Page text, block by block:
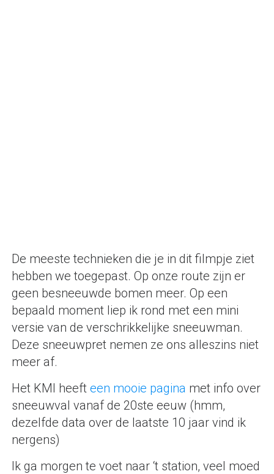
De meeste technieken die je in dit filmpje ziet
hebben we toegepast. Op onze route zijn er
geen besneeuwde bomen meer. Op een
bepaald moment liep ik rond met een mini
versie van de verschrikkelijke sneeuwman.
Deze sneeuwpret nemen ze ons alleszins niet
meer af.
Het KMI heeft een mooie pagina met info over
sneeuwval vanaf de 20ste eeuw (hmm,
dezelfde data over de laatste 10 jaar vind ik
nergens)
Ik ga morgen te voet naar ‘t station, veel moed